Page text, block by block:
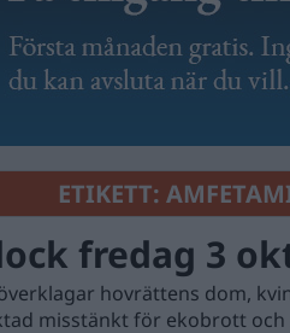
ETIKETT:
fredag 3
hovrättens dom,
misstänkt för ekobrott och